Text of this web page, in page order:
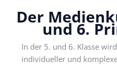
Der
und 6.
In der 5. und 6. Klasse
individueller und